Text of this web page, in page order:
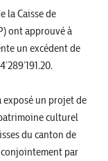
la Caisse de
ont approuvé à
un excédent de
exposé un projet de
culturel
du canton de
par